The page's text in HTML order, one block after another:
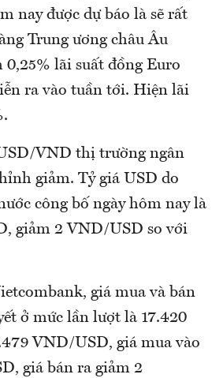
nay được dự báo là sẽ rất
Trung ương châu Âu
0,25% lãi suất đồng Euro
ra vào tuần tới. Hiện lãi
VND thị trường ngân
giảm. Tỷ giá USD do
công bố ngày hôm nay là
giảm 2 VND/USD so với
giá mua và bán
ở mức lần lượt là 17.420
VND/USD, giá mua vào
giá bán ra giảm 2